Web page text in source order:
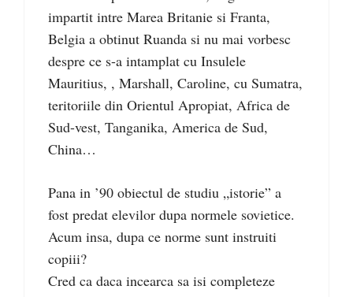
impartit intre Marea Britanie si Franta,
Belgia a obtinut Ruanda si nu mai vorbesc
despre ce s-a intamplat cu Insulele
Mauritius, , Marshall, Caroline, cu Sumatra,
teritoriile din Orientul Apropiat, Africa de
Sud-vest, Tanganika, America de Sud,
China…
Pana in ’90 obiectul de studiu „istorie” a
fost predat elevilor dupa normele sovietice.
Acum insa, dupa ce norme sunt instruiti
copiii?
Cred ca daca incearca sa isi completeze